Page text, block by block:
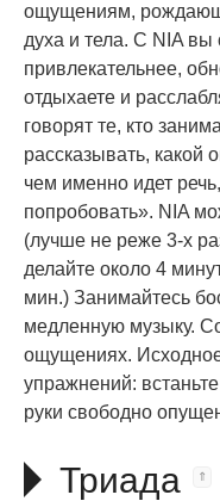
ощущениям,
духа и тела. С NIA вы
привлекательнее,
отдыхаете и
говорят те, кто
рассказывать, какой
чем именно идет
попробовать». NIA
(лучше не реже 3-х
делайте около 4
мин.) Занимайтесь
медленную музыку.
ощущениях.
упражнений:
руки свободно
Триада